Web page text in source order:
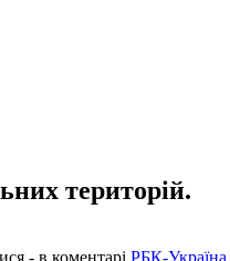
територій.
- в коментарі РБК-Україна